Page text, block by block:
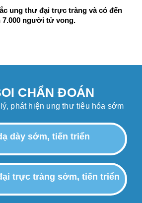
ung thư đại trực tràng và có đến
7.000 người tử vong.
CHẨN ĐOÁN
phát hiện ung thư tiêu hóa sớm
dày sớm, tiến triển
trực tràng sớm, tiến triển